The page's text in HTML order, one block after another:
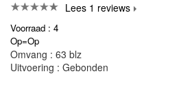
Lees 1 reviews
Voorraad : 4
Op=Op
Omvang : 63 blz
Uitvoering : Gebonden